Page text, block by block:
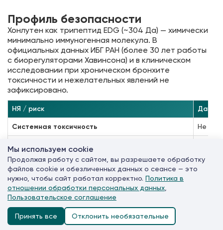
Профиль безопасности
Хонлутен как трипептид EDG (~304 Да) — химически
минимально иммуногенная молекула. В
официальных данных ИБГ РАН (более 30 лет работы
с биорегуляторами Хавинсона) и в клиническом
исследовании при хроническом бронхите
токсичности и нежелательных явлений не
зафиксировано.
НЯ / риск
Системная токсичность Не
Реакция в месте инъекции
Иммуногенность / аллергия Не
Взаимодействие с ингаляционными препаратами
Онкологический вопрос
Системные ГКС
Мы используем cookie
Продолжая работу с сайтом, вы разрешаете обработку
файлов cookie и обезличенных данных о сеансе — это
нужно, чтобы сайт работал корректно. Политика в
отношении обработки персональных данных
Пользовательское соглашение
Принять все Отклонить необязательные